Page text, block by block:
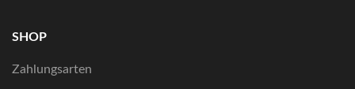
SHOP
Zahlungsarten